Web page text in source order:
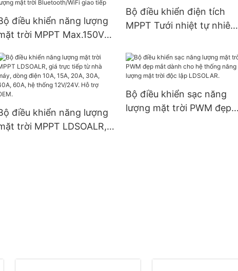
thống 12V/24V, hỗ trợ giao
tiếp Bluetooth/WIFI.
điều khiển năng lượng
trời MPPT Max.150V
trời Bluetooth/WiFi
tiếp
Bộ điều khiển điện tích
MPPT Tưới nhiệt tự nhiên
điều khiển năng lượng
trời MPPT LDSOALR,
Bộ điều khiển sạc năng
lượng mặt trời PWM đẹp